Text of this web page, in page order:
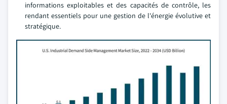
informations exploitables et des capacités de contrôle, les
rendant essentiels pour une gestion de l'énergie évolutive et
stratégique.